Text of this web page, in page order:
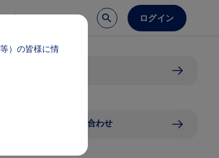
医療サポート ログイン
供活動に関するお問い合わせ
）の皆様に情